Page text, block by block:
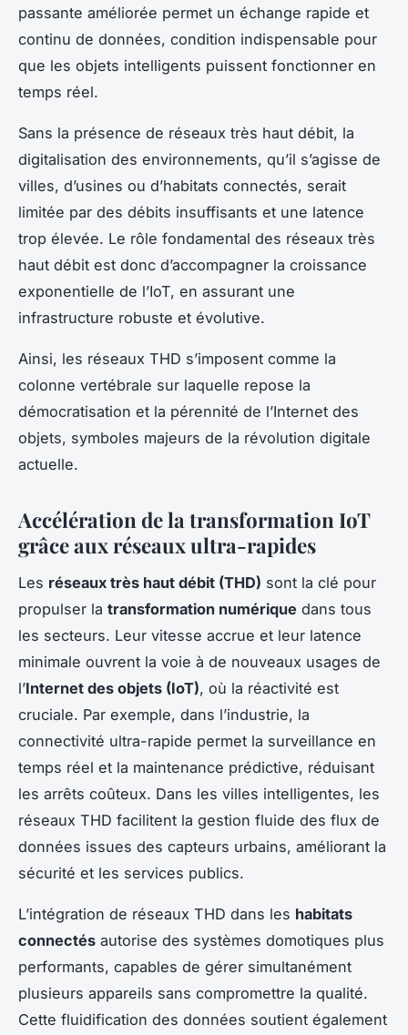
passante améliorée permet un échange rapide et
continu de données, condition indispensable pour
que les objets intelligents puissent fonctionner en
temps réel.
Sans la présence de réseaux très haut débit, la
digitalisation des environnements, qu’il s’agisse de
villes, d’usines ou d’habitats connectés, serait
limitée par des débits insuffisants et une latence
trop élevée. Le rôle fondamental des réseaux très
haut débit est donc d’accompagner la croissance
exponentielle de l’IoT, en assurant une
infrastructure robuste et évolutive.
Ainsi, les réseaux THD s’imposent comme la
colonne vertébrale sur laquelle repose la
démocratisation et la pérennité de l’Internet des
objets, symboles majeurs de la révolution digitale
actuelle.
Accélération de la transformation IoT
grâce aux réseaux ultra-rapides
Les réseaux très haut débit (THD) sont la clé pour
propulser la transformation numérique dans tous
les secteurs. Leur vitesse accrue et leur latence
minimale ouvrent la voie à de nouveaux usages de
l’Internet des objets (IoT), où la réactivité est
cruciale. Par exemple, dans l’industrie, la
connectivité ultra-rapide permet la surveillance en
temps réel et la maintenance prédictive, réduisant
les arrêts coûteux. Dans les villes intelligentes, les
réseaux THD facilitent la gestion fluide des flux de
données issues des capteurs urbains, améliorant la
sécurité et les services publics.
L’intégration de réseaux THD dans les habitats
connectés autorise des systèmes domotiques plus
performants, capables de gérer simultanément
plusieurs appareils sans compromettre la qualité.
Cette fluidification des données soutient également